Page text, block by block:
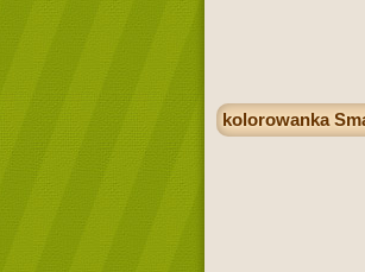
kolorowanka